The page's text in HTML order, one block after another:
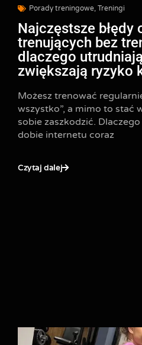
Porady treningowe, Treningi
Najczęstsze błędy
trenujących bez
dlaczego
zwiększają ryzyko
Możesz trenować
wszystko”, a mimo to stać
sobie zaszkodzić.
dobie internetu coraz
Czytaj dalej